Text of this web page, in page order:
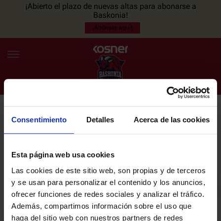
Consentimiento Detalles Acerca de las cookies
Esta página web usa cookies
Las cookies de este sitio web, son propias y de terceros
y se usan para personalizar el contenido y los anuncios,
ofrecer funciones de redes sociales y analizar el tráfico.
Además, compartimos información sobre el uso que
haga del sitio web con nuestros partners de redes
¡Abierto el plazo de nuevas altas para abonarse a
Baskonia!
¡Abónate aquí!
ES EU
NOTICIAS
PLANTILLA
ENTRADAS
NEWSLETTER
últimas noticias y promociones del club.
Email
He leído y acepto laPolítica de privacidaddel SASKI BASKONIA